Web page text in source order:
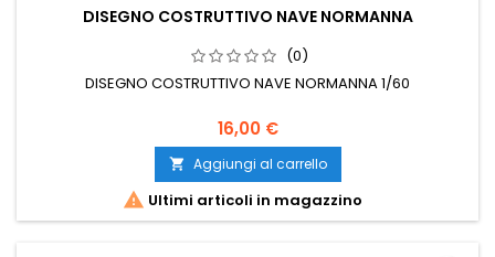
DISEGNO COSTRUTTIVO NAVE NORMANNA
(0)
DISEGNO COSTRUTTIVO NAVE NORMANNA 1/60
16,00 €
 Aggiungi al carrello
 Ultimi articoli in magazzino